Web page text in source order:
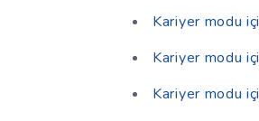
Kariyer modu
Kariyer modu
Kariyer modu